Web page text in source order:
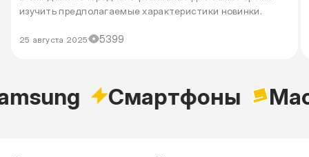
изучить предполагаемые характеристики новинки.
25 августа 2025 5399
Cмартфоны